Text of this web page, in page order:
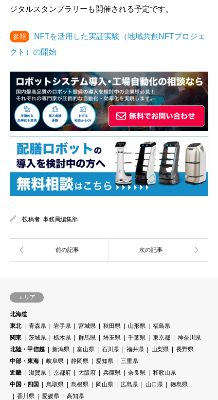
ジタルスタンプラリーも開催される予定です。
参照
NFTを活用した実証実験（地域共創NFTプロジェ
クト）の開始
投稿者: 事務局編集部
エリア
北海道
東北
青森県 岩手県 宮城県 秋田県 山形県
福島県
関東
茨城県 栃木県 群馬県 埼玉県 千葉県 東京都
神奈川県
北陸・甲信越
新潟県 富山県 石川県 福井県 山梨県
長野県
中部・東海
岐阜県 静岡県 愛知県
三重県
近畿
滋賀県 京都府 大阪府 兵庫県 奈良県
和歌山県
中国・四国
鳥取県 島根県 岡山県 広島県 山口県
徳島県
香川県
愛媛県
高知県